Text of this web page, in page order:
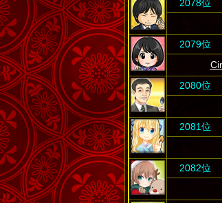
2078位
2079位
2080位
2081位
2082位